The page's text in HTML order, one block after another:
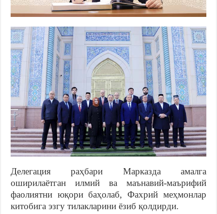
Делегация раҳбари Марказда амалга
оширилаётган илмий ва маънавий-маърифий
фаолиятни юқори баҳолаб, Фахрий меҳмонлар
китобига эзгу тилакларини ёзиб қолдирди.